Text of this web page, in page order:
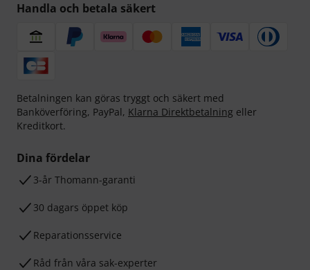
Handla och betala säkert
Betalningen kan göras tryggt och säkert med
Banköverföring, PayPal, Klarna Direktbetalning eller
Kreditkort.
Dina fördelar
3-år Thomann-garanti
30 dagars öppet köp
Reparationsservice
Råd från våra sak-experter